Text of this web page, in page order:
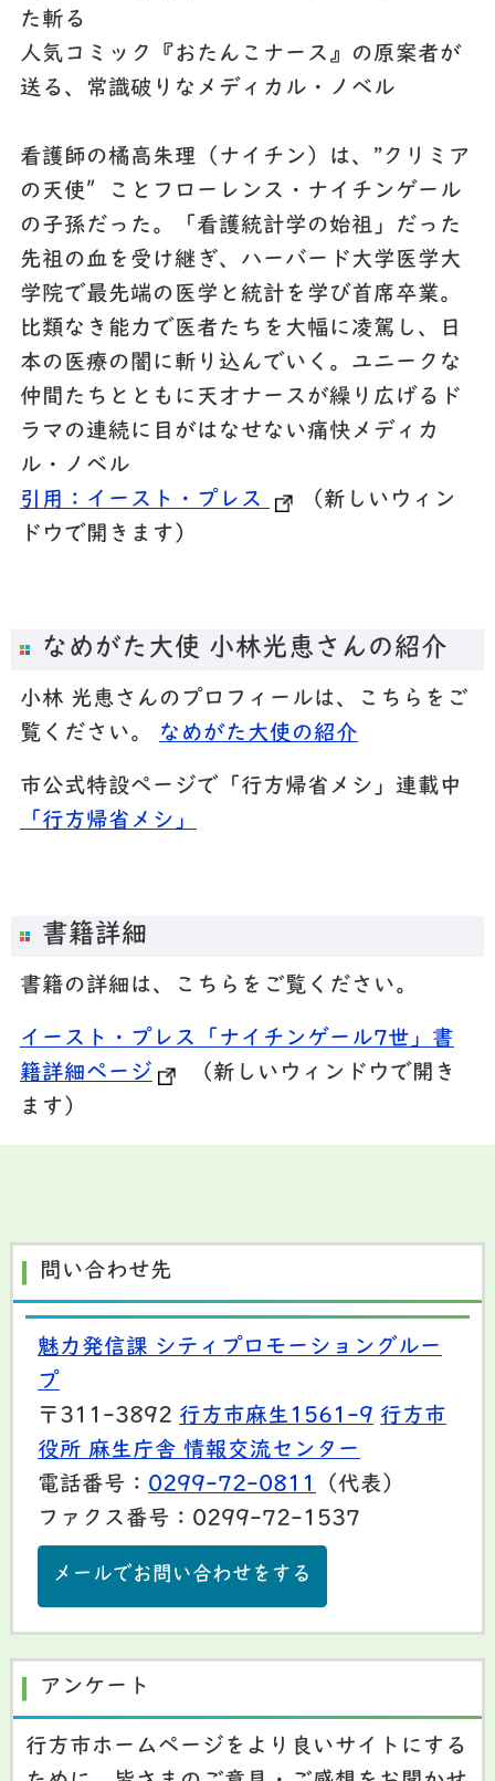
た斬る
人気コミック『おたんこナース』の原案者が
送る、常識破りなメディカル・ノベル
看護師の橘高朱理（ナイチン）は、"クリミア
の天使″ことフローレンス・ナイチンゲール
の子孫だった。「看護統計学の始祖」だった
先祖の血を受け継ぎ、ハーバード大学医学大
学院で最先端の医学と統計を学び首席卒業。
比類なき能力で医者たちを大幅に凌駕し、日
本の医療の闇に斬り込んでいく。ユニークな
仲間たちとともに天才ナースが繰り広げるド
ラマの連続に目がはなせない痛快メディカ
ル・ノベル
引用：イースト・プレス
（新しいウィン
ドウで開きます）
なめがた大使 小林光恵さんの紹介
小林 光恵さんのプロフィールは、こちらをご
覧ください。
なめがた大使の紹介
市公式特設ページで「行方帰省メシ」連載中
「行方帰省メシ」
書籍詳細
書籍の詳細は、こちらをご覧ください。
イースト・プレス「ナイチンゲール7世」書
籍詳細ページ
（新しいウィンドウで開き
ます）
問い合わせ先
魅力発信課 シティプロモーショングルー
プ
〒311-3892 行方市麻生1561-9 行方市
役所 麻生庁舎 情報交流センター
電話番号： 0299-72-0811
（代表）
ファクス番号：0299-72-1537
メールでお問い合わせをする
アンケート
行方市ホームページをより良いサイトにする